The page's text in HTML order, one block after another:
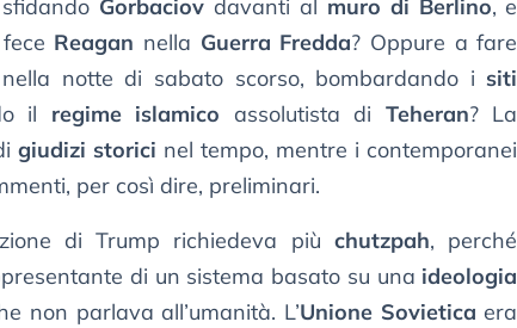
sfidando Gorbaciov davanti al muro di Berlino, e
Reagan nella Guerra Fredda? Oppure a fare
nella notte di sabato scorso, bombardando i siti
il regime islamico assolutista di Teheran? La
giudizi storici nel tempo, mentre i contemporanei
per così dire, preliminari.
di Trump richiedeva piùchutzpah, perché
di un sistema basato su una ideologia
non parlava all’umanità. L’Unione Sovietica era